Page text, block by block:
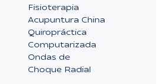
Fisioterapia
Acupuntura China
Quiropráctica
Computarizada
Ondas de
Choque Radial